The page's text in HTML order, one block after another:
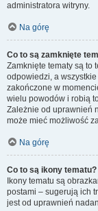
administratora witryny.
Na górę
Co to są zamknięte
Zamknięte tematy są to
odpowiedzi, a
zakończone w
wielu powodów i robią
Zależnie od uprawnień
może mieć możliwość
Na górę
Co to są ikony tematu?
Ikony tematu są
postami – sugerują ich
jest od uprawnień